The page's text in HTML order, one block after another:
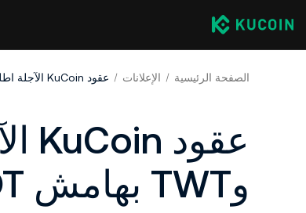
الصفحة الرئيسية الإعلانات عقود KuCoin الآجلة اطلقت عقدي LOOM وTWT بهامش USDT
وTWT بهامش USDT